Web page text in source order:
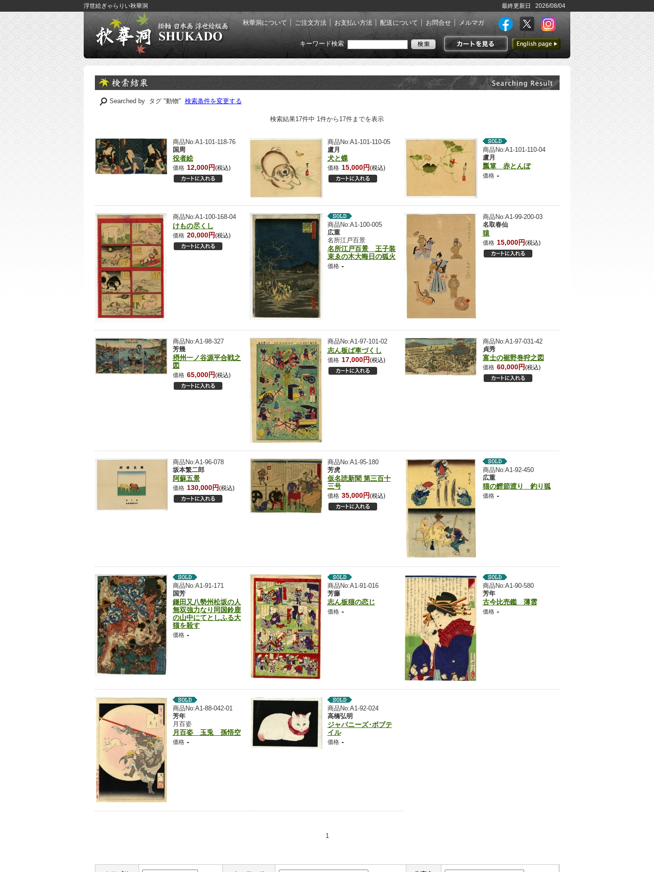
浮世絵ぎゃらりい秋華洞 最終更新日 2026/08/04
秋華洞について ご注文方法 お支払い方法 配送について お問合せ メルマガ
カートを見る
英語ページへ
キーワード検索
Searched by タグ "動物" 検索条件を変更する
検索結果17件中 1件から17件までを表示
商品No:A1-101-118-76
国周
役者絵
価格 12,000円(税込)
商品No:A1-101-110-05
盧月
犬と蝶
価格 15,000円(税込)
商品No:A1-101-110-04
盧月
瓢箪 赤とんぼ
価格 -
商品No:A1-100-168-04
けもの尽くし
価格 20,000円(税込)
商品No:A1-100-005
広重
名所江戸百景
名所江戸百景 王子装
束ゑの木大晦日の狐火
価格 -
商品No:A1-99-200-03
名取春仙
猿
価格 15,000円(税込)
商品No:A1-98-327
芳幾
摂州一ノ谷源平合戦之
図
価格 65,000円(税込)
商品No:A1-97-101-02
志ん板ば車づくし
価格 17,000円(税込)
商品No:A1-97-031-42
貞秀
富士の裾野巻狩之図
価格 60,000円(税込)
商品No:A1-96-078
坂本繁二郎
阿蘇五景
価格 130,000円(税込)
商品No:A1-95-180
芳虎
仮名読新聞 第三百十
三号
価格 35,000円(税込)
商品No:A1-92-450
広重
猫の鰹節渡り 釣り狐
価格 -
商品No:A1-91-171
国芳
鎌田又八勢州松坂の人
無双強力なり同国鈴鹿
の山中にてとしふる大
猫を殺す
価格 -
商品No:A1-91-016
芳藤
志ん板猫の恋じ
価格 -
商品No:A1-90-580
芳年
古今比売鑑 薄雲
価格 -
商品No:A1-88-042-01
芳年
月百姿
月百姿 玉兎 孫悟空
価格 -
商品No:A1-92-024
高橋弘明
ジャパニーズ･ボブテ
イル
価格 -
1